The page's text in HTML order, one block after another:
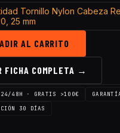
Tornillo Nylon Cabeza
25 mm
AL CARRITO
FICHA COMPLETA →
24/48H · GRATIS >100€
30 DÍAS